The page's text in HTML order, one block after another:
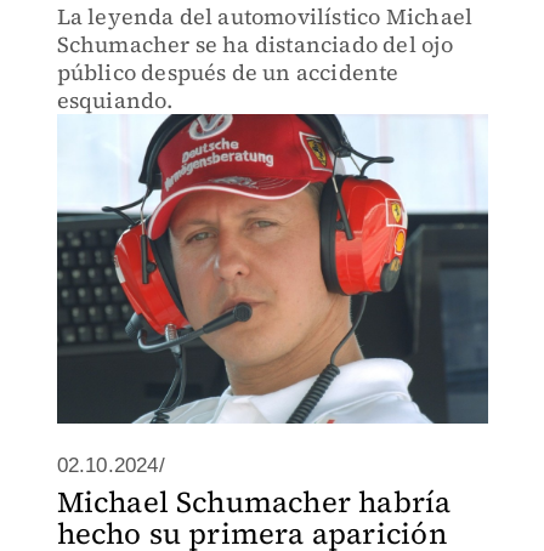
La leyenda del automovilístico Michael
Schumacher se ha distanciado del ojo
público después de un accidente
esquiando.
02.10.2024/
Michael Schumacher habría
hecho su primera aparición